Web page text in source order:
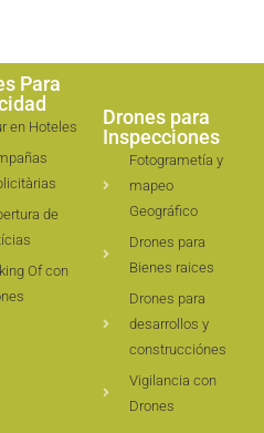
Para
en Hoteles
de
Of con
Drones para
Inspecciones
Fotogrametía y
mapeo
Geográfico
Drones para
Bienes raices
Drones para
desarrollos y
construcciónes
Vigilancia con
Drones